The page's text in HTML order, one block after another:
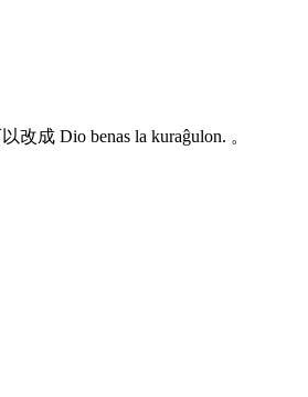
改成 Dio benas la kuraĝulon. 。